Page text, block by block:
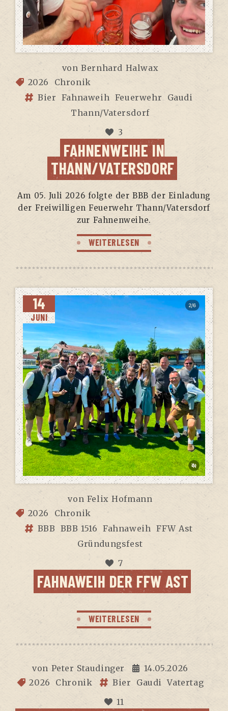
vonBernhard Halwax
2026
Chronik
Bier Fahnaweih Feuerwehr
Gaudi
Thann/Vatersdorf
3
FAH­NEN­WEI­HE IN
THANN/VATERSDORF
Am 05. Juli 2026 folg­te der BBB der Ein­la­dung
der Frei­wil­li­gen Feu­er­wehr Thann/Vatersdorf
zur Fahnenweihe.
WEITERLESEN
14
JUNI
von Felix Hofmann
2026
Chronik
BBB BBB 1516 Fahnaweih FFW Ast
Gründungsfest
7
FAHN­AWEIH DER FFW AST
WEITERLESEN
von Peter Staudinger
14.05.2026
2026
Chronik Bier Gaudi
Vatertag
11